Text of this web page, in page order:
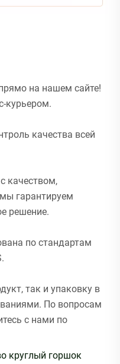
на нашем сайте!
курьером.
качества всей
качеством,
гарантируем
решение.
по стандартам
так и упаковку в
По вопросам
с нами по
круглый горшок